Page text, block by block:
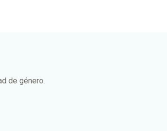
de género.